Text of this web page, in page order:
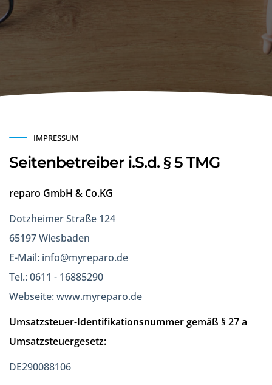
IMPRESSUM
Seitenbetreiber i.S.d. § 5 TMG
reparo GmbH & Co.KG
Dotzheimer Straße 124
65197 Wiesbaden
E-Mail: info@myreparo.de
Tel.: 0611 - 16885290
Webseite: www.myreparo.de
Umsatzsteuer-Identifikationsnummer gemäß § 27 a
Umsatzsteuergesetz:
DE290088106